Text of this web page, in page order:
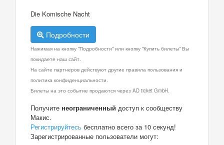
Die Komische Nacht
Подробности
Нажимая на кнопку "Подробности" или кнопку "Купить билеты" Вы
покидаете наш сайт.
На сайте партнеров действуют другие правила пользования и
политика конфиденциальности.
Билеты на это событие продаются через AD ticket GmbH.
Получите неограниченный доступ к сообществу
Макис.
Регистрируйтесь бесплатно всего за 10 секунд!
Зарегистрированные пользователи могут: